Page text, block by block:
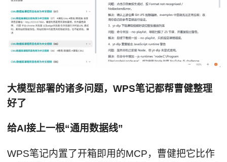
大模型部署的诸多问题，WPS笔记都帮曹健整理
好了
给AI接上一根“通用数据线”
WPS笔记内置了开箱即用的MCP，曹健把它比作